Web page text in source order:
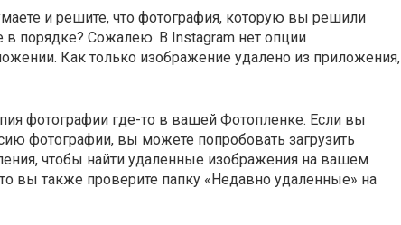
и решите, что фотография, которую вы решили
в порядке? Сожалею. В Instagram нет опции
Как только изображение удалено из приложения,
фотографии где-то в вашей Фотопленке. Если вы
фотографии, вы можете попробовать загрузить
чтобы найти удаленные изображения на вашем
вы также проверите папку «Недавно удаленные» на